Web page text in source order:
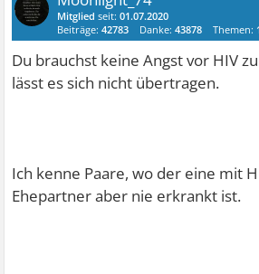
Mitglied seit:01.07.2020
Beiträge:42783 Danke:43878 Themen:
Du brauchst keine Angst vor HIV
lässt es sich nicht übertragen.
Ich kenne Paare, wo der eine mit
Ehepartner aber nie erkrankt ist.